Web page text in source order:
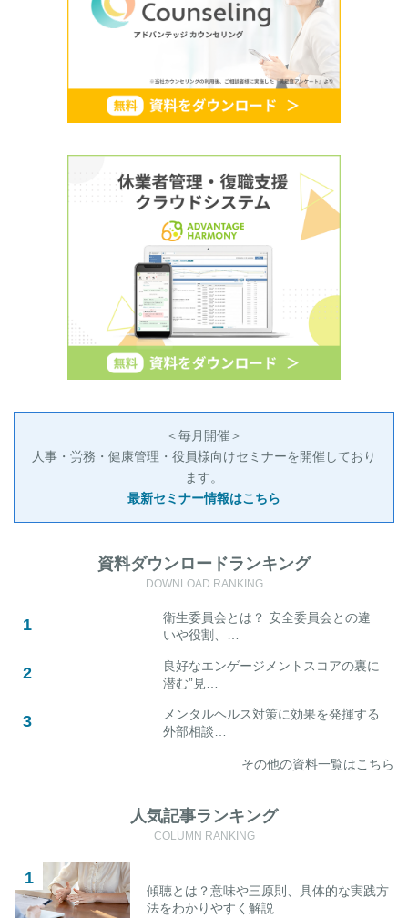
＜毎月開催＞
人事・労務・健康管理・役員様向けセミナーを開催しており
ます。
最新セミナー情報はこちら
資料ダウンロードランキング
DOWNLOAD RANKING
衛生委員会とは？ 安全委員会との違
いや役割、…
良好なエンゲージメントスコアの裏に
潜む”見…
メンタルヘルス対策に効果を発揮する
外部相談…
その他の資料一覧はこちら
人気記事ランキング
COLUMN RANKING
傾聴とは？意味や三原則、具体的な実践方
法をわかりやすく解説